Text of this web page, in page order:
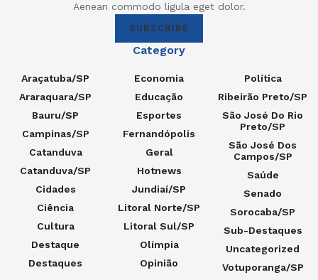
Aenean commodo ligula eget dolor.
SUBSCRIBE
Category
Araçatuba/SP
Araraquara/SP
Bauru/SP
Campinas/SP
Catanduva
Catanduva/SP
Cidades
Ciência
Cultura
Destaque
Destaques
Economia
Educação
Esportes
Fernandópolis
Geral
Hotnews
Jundiaí/SP
Litoral Norte/SP
Litoral Sul/SP
Olímpia
Opinião
Política
Ribeirão Preto/SP
São José Do Rio
Preto/SP
São José Dos
Campos/SP
Saúde
Senado
Sorocaba/SP
Sub-Destaques
Uncategorized
Votuporanga/SP